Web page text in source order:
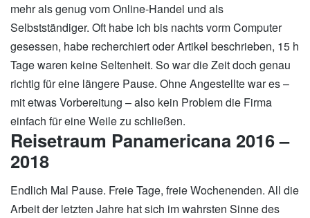
mehr als genug vom Online-Handel und als
Selbstständiger. Oft habe ich bis nachts vorm Computer
gesessen, habe recherchiert oder Artikel beschrieben, 15 h
Tage waren keine Seltenheit. So war die Zeit doch genau
richtig für eine längere Pause. Ohne Angestellte war es –
mit etwas Vorbereitung – also kein Problem die Firma
einfach für eine Weile zu schließen.
Reisetraum Panamericana 2016 –
2018
Endlich Mal Pause. Freie Tage, freie Wochenenden. All die
Arbeit der letzten Jahre hat sich im wahrsten Sinne des